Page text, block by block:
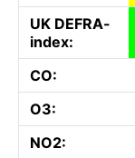
UK DEFRA-
index:
CO:
O3:
NO2: